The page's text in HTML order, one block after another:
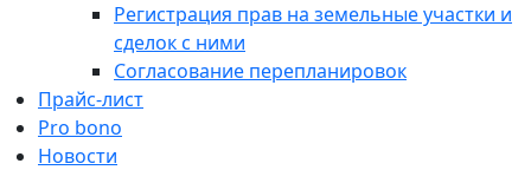
Регистрация прав на земельные участки и
сделок с ними
Согласование перепланировок
Прайс-лист
Pro bono
Новости